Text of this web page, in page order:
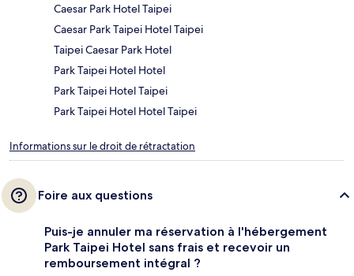
Caesar Park Hotel Taipei
Caesar Park Taipei Hotel Taipei
Taipei Caesar Park Hotel
Park Taipei Hotel Hotel
Park Taipei Hotel Taipei
Park Taipei Hotel Hotel Taipei
Informations sur le droit de rétractation
Foire aux questions
Puis-je annuler ma réservation à l'hébergement
Park Taipei Hotel sans frais et recevoir un
remboursement intégral ?